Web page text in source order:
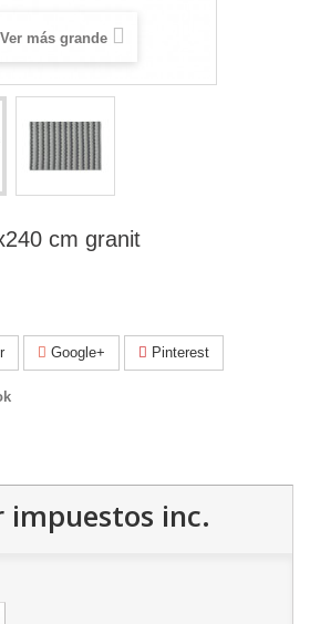
Ver más grande
cm granit
Google+ Pinterest
impuestos inc.